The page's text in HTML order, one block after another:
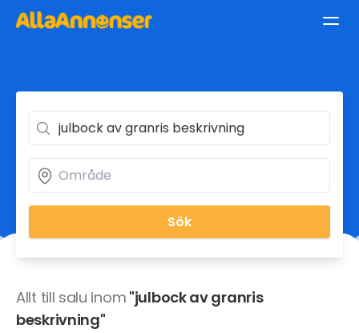
Sök
Allt till salu inom "julbock av granris
beskrivning"